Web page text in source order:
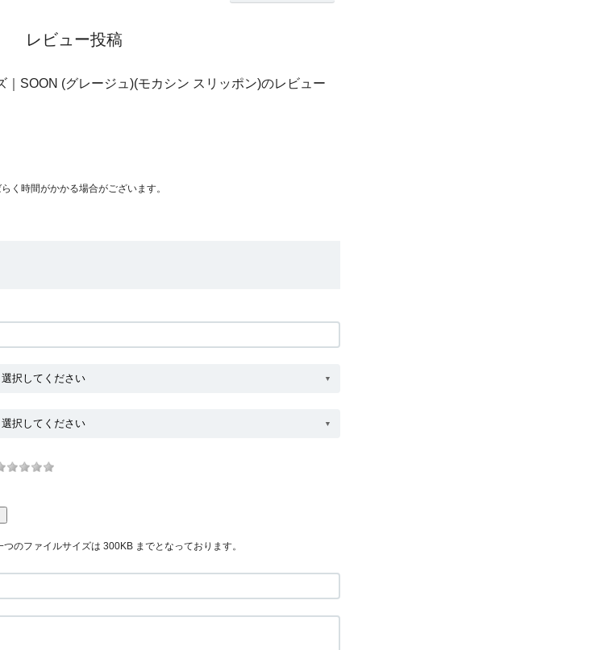
レビュー投稿
｜SOON (グレージュ)(モカシン スリッポン)のレビュー
く時間がかかる場合がございます。
つのファイルサイズは 300KB までとなっております。